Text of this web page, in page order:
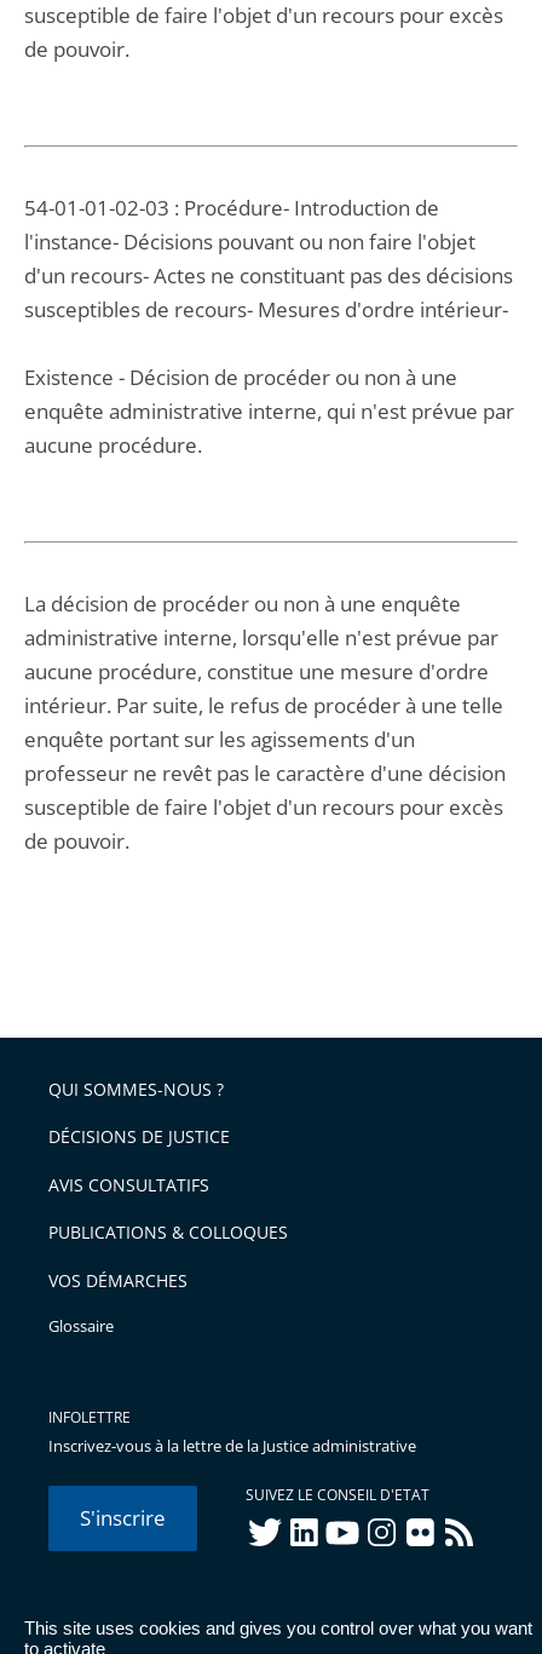
This site uses cookies and gives you control over what you want
to activate
susceptible de faire l'objet d'un recours pour excès
de pouvoir.
54-01-01-02-03 : Procédure- Introduction de
l'instance- Décisions pouvant ou non faire l'objet
d'un recours- Actes ne constituant pas des décisions
susceptibles de recours- Mesures d'ordre intérieur-
Existence - Décision de procéder ou non à une
enquête administrative interne, qui n'est prévue par
aucune procédure.
La décision de procéder ou non à une enquête
administrative interne, lorsqu'elle n'est prévue par
aucune procédure, constitue une mesure d'ordre
intérieur. Par suite, le refus de procéder à une telle
enquête portant sur les agissements d'un
professeur ne revêt pas le caractère d'une décision
susceptible de faire l'objet d'un recours pour excès
de pouvoir.
QUI SOMMES-NOUS ?
DÉCISIONS DE JUSTICE
AVIS CONSULTATIFS
PUBLICATIONS & COLLOQUES
VOS DÉMARCHES
Glossaire
INFOLETTRE
Inscrivez-vous à la lettre de la Justice administrative
S'inscrire
SUIVEZ LE CONSEIL D'ETAT
twitterlinkedInyoutubeinstagram
flickr rss
© Conseil d'État 2026 - Mentions légales
Données